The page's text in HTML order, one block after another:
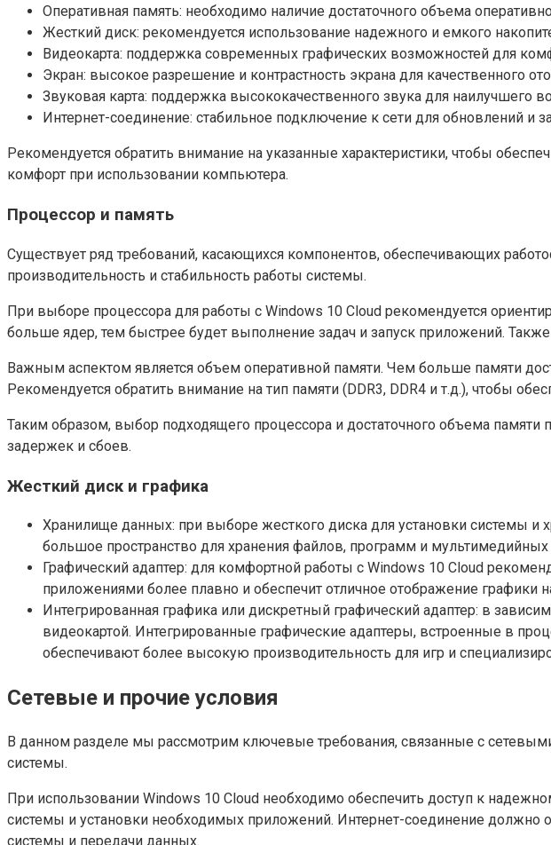
Оперативная память: необходимо наличие достаточного объема
Жесткий диск: рекомендуется использование надежного и емкого
Видеокарта: поддержка современных графических возможностей для
Экран: высокое разрешение и контрастность экрана для качественного
Звуковая карта: поддержка высококачественного звука для наилучшего
Интернет-соединение: стабильное подключение к сети для обновлений и
Рекомендуется обратить внимание на указанные характеристики, чтобы
комфорт при использовании компьютера.
Процессор и память
Существует ряд требований, касающихся компонентов, обеспечивающих
производительность и стабильность работы системы.
При выборе процессора для работы с Windows 10 Cloud рекомендуется
больше ядер, тем быстрее будет выполнение задач и запуск приложений.
Важным аспектом является объем оперативной памяти. Чем больше памяти
Рекомендуется обратить внимание на тип памяти (DDR3, DDR4 и т.д.), чтобы
Таким образом, выбор подходящего процессора и достаточного объема
задержек и сбоев.
Жесткий диск и графика
Хранилище данных: при выборе жесткого диска для установки системы и
большое пространство для хранения файлов, программ и
Графический адаптер: для комфортной работы с Windows 10 Cloud
приложениями более плавно и обеспечит отличное отображение графики
Интегрированная графика или дискретный графический адаптер: в
видеокартой. Интегрированные графические адаптеры, встроенные в
обеспечивают более высокую производительность для игр и
Сетевые и прочие условия
В данном разделе мы рассмотрим ключевые требования, связанные с
системы.
При использовании Windows 10 Cloud необходимо обеспечить доступ к
системы и установки необходимых приложений. Интернет-соединение должно
системы и передачи данных.